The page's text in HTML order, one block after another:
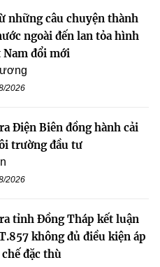
những câu chuyện thành
ngoài đến lan tỏa hình
Nam đổi mới
2026
Điện Biên đồng hành cải
trường đầu tư
2026
tỉnh Đồng Tháp kết luận
không đủ điều kiện áp
đặc thù